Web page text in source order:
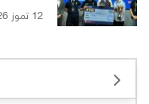
12 تموز 2026